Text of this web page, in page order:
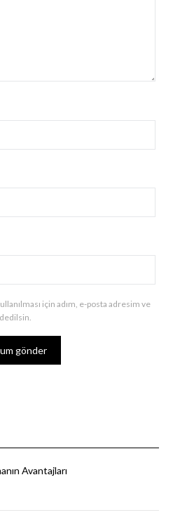
için adım, e-posta adresim ve
Avantajları